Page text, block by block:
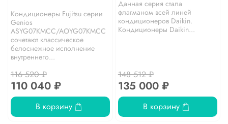
Кондиционеры Fujitsu серии
Genios
ASYG07KMCC/AOYG07KMCC
сочетают классическое
белоснежное исполнение
внутреннего...
116 520 ₽
110 040 ₽
В корзину
Данная серия стала
флагманом всей линей
кондиционеров Daikin.
Кондиционеры Daikin...
148 512 ₽
135 000 ₽
В корзину